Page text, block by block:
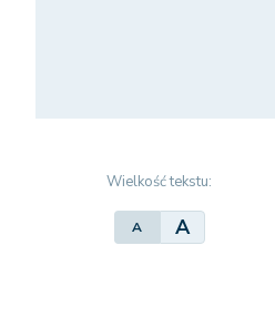
Wielkość tekstu:
A A